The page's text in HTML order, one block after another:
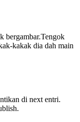
bergambar.Tengok
kakak dia dah main
di next entri.